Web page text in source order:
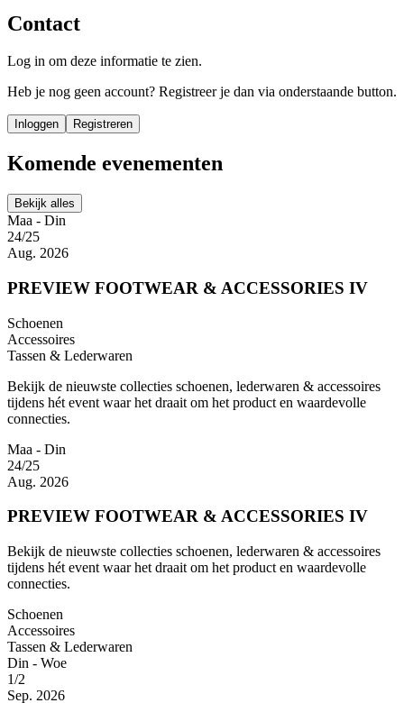
Contact
Log in om deze informatie te zien.
Heb je nog geen account? Registreer je dan via onderstaande button.
Inloggen Registreren
Komende evenementen
Bekijk alles
Maa - Din
24/25
Aug. 2026
PREVIEW FOOTWEAR & ACCESSORIES IV
Schoenen
Accessoires
Tassen & Lederwaren
Bekijk de nieuwste collecties schoenen, lederwaren & accessoires
tijdens hét event waar het draait om het product en waardevolle
connecties.
Maa - Din
24/25
Aug. 2026
PREVIEW FOOTWEAR & ACCESSORIES IV
Bekijk de nieuwste collecties schoenen, lederwaren & accessoires
tijdens hét event waar het draait om het product en waardevolle
connecties.
Schoenen
Accessoires
Tassen & Lederwaren
Din - Woe
1/2
Sep. 2026